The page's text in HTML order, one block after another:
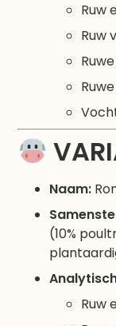
Ruw
Ruw
Naam:
(10%
Ruw